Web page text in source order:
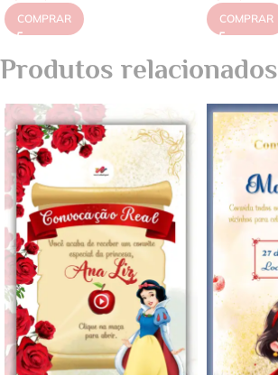
COMPRAR COMPRAR
Produtos relacionados